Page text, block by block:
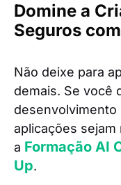
Domine a
Seguros
Não deixe para
demais. Se você
desenvolvimento
aplicações
a Formação AI
Up.